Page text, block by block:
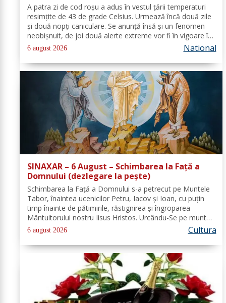
A patra zi de cod roşu a adus în vestul ţării temperaturi
resimţite de 43 de grade Celsius. Urmează încă două zile
şi două nopţi caniculare. Se anunţă însă şi un fenomen
neobişnuit, de joi două alerte extreme vor fi în vigoare în
acelaşi timp în mare parte din ţară: un cod de caniculă şi
unul de...
6 august 2026 National
SINAXAR – 6 August – Schimbarea la Față a
Domnului (dezlegare la peşte)
Schimbarea la Față a Domnului s-a petrecut pe Muntele
Tabor, înaintea ucenicilor Petru, Iacov și Ioan, cu puțin
timp înainte de pătimirile, răstignirea și îngroparea
Mântuitorului nostru Iisus Hristos. Urcându-Se pe munte,
Hristos-Domnul S-a depărtat puţin de ucenici şi, suindu-
Se pe un loc mai...
6 august 2026 Cultura